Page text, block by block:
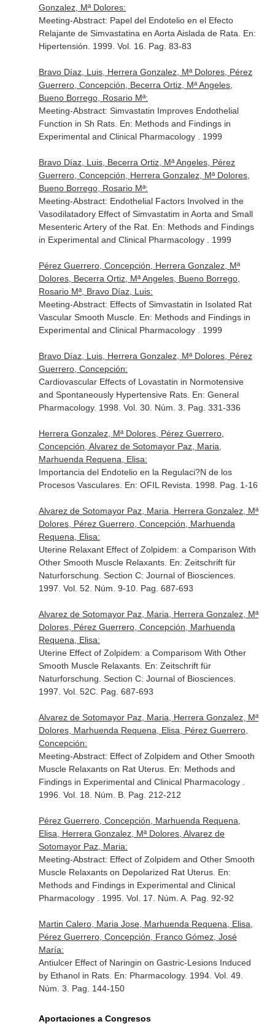
Gonzalez, Mª Dolores:
Meeting-Abstract: Papel del Endotelio en el Efecto
Relajante de Simvastatina en Aorta Aislada de Rata. En:
Hipertensión . 1999. Vol. 16. Pag. 83-83
Bravo Díaz, Luis, Herrera Gonzalez, Mª Dolores, Pérez
Guerrero, Concepción, Becerra Ortiz, Mª Angeles,
Bueno Borrego, Rosario Mª:
Meeting-Abstract: Simvastatin Improves Endothelial
Function in Sh Rats. En: Methods and Findings in
Experimental and Clinical Pharmacology
. 1999
Bravo Díaz, Luis, Becerra Ortiz, Mª Angeles, Pérez
Guerrero, Concepción, Herrera Gonzalez, Mª Dolores,
Bueno Borrego, Rosario Mª:
Meeting-Abstract: Endothelial Factors Involved in the
Vasodilatadory Effect of Simvastatim in Aorta and Small
Mesenteric Artery of the Rat. En: Methods and Findings
in Experimental and Clinical Pharmacology
. 1999
Pérez Guerrero, Concepción, Herrera Gonzalez, Mª
Dolores, Becerra Ortiz, Mª Angeles, Bueno Borrego,
Rosario Mª, Bravo Díaz, Luis:
Meeting-Abstract: Effects of Simvastatin in Isolated Rat
Vascular Smooth Muscle. En: Methods and Findings in
Experimental and Clinical Pharmacology
. 1999
Bravo Díaz, Luis, Herrera Gonzalez, Mª Dolores, Pérez
Guerrero, Concepción:
Cardiovascular Effects of Lovastatin in Normotensive
and Spontaneously Hypertensive Rats. En: General
Pharmacology. 1998. Vol. 30. Núm. 3. Pag. 331-336
Herrera Gonzalez, Mª Dolores, Pérez Guerrero,
Concepción, Alvarez de Sotomayor Paz, Maria,
Marhuenda Requena, Elisa:
Importancia del Endotelio en la Regulaci?N de los
Procesos Vasculares. En: OFIL Revista . 1998. Pag. 1-16
Alvarez de Sotomayor Paz, Maria, Herrera Gonzalez, Mª
Dolores, Pérez Guerrero, Concepción, Marhuenda
Requena, Elisa:
Uterine Relaxant Effect of Zolpidem: a Comparison With
Other Smooth Muscle Relaxants. En: Zeitschrift für
Naturforschung. Section C: Journal of Biosciences.
1997. Vol. 52. Núm. 9-10. Pag. 687-693
Alvarez de Sotomayor Paz, Maria, Herrera Gonzalez, Mª
Dolores, Pérez Guerrero, Concepción, Marhuenda
Requena, Elisa:
Uterine Effect of Zolpidem: a Comparisom With Other
Smooth Muscle Relaxants. En: Zeitschrift für
Naturforschung. Section C: Journal of Biosciences.
1997. Vol. 52C. Pag. 687-693
Alvarez de Sotomayor Paz, Maria, Herrera Gonzalez, Mª
Dolores, Marhuenda Requena, Elisa, Pérez Guerrero,
Concepción:
Meeting-Abstract: Effect of Zolpidem and Other Smooth
Muscle Relaxants on Rat Uterus. En: Methods and
Findings in Experimental and Clinical Pharmacology
1996. Vol. 18. Núm. B. Pag. 212-212
Pérez Guerrero, Concepción, Marhuenda Requena,
Elisa, Herrera Gonzalez, Mª Dolores, Alvarez de
Sotomayor Paz, Maria:
Meeting-Abstract: Effect of Zolpidem and Other Smooth
Muscle Relaxants on Depolarized Rat Uterus. En:
Methods and Findings in Experimental and Clinical
Pharmacology
. 1995. Vol. 17. Núm. A. Pag. 92-92
Martin Calero, Maria Jose, Marhuenda Requena, Elisa,
Pérez Guerrero, Concepción, Franco Gómez, José
María:
Antiulcer Effect of Naringin on Gastric-Lesions Induced
by Ethanol in Rats. En: Pharmacology. 1994. Vol. 49.
Núm. 3. Pag. 144-150
Aportaciones a Congresos